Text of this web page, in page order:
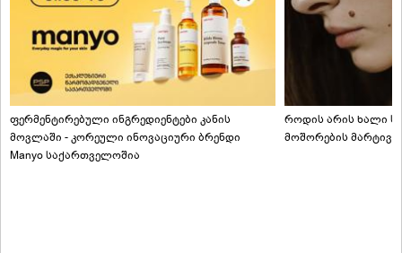
ფერმენტირებული ინგრედიენტები კანის
მოვლაში - კორეული ინოვაციური ბრენდი
Manyo საქართველოშია
როდის არის ხალი
მოშორების